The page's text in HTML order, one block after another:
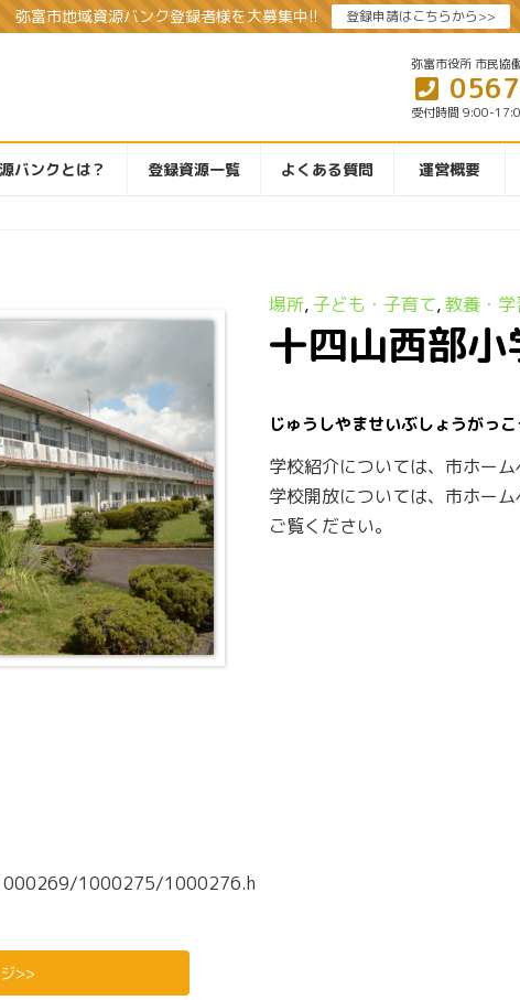
弥富市地域資源バンク登録者様を大募集中!! 登録申請はこちらから>>
弥富市役所 市民協
受付時間 9:00-
バンクとは？ 登録資源一覧 よくある質問 運営概要
場所, 子ども・子育て, 教養・学
十四山西部小
じゅうしやませいぶしょうがっこ
学校紹介については、市ホー
学校開放については、市ホー
ご覧ください。
1000275/1000276.h
>>